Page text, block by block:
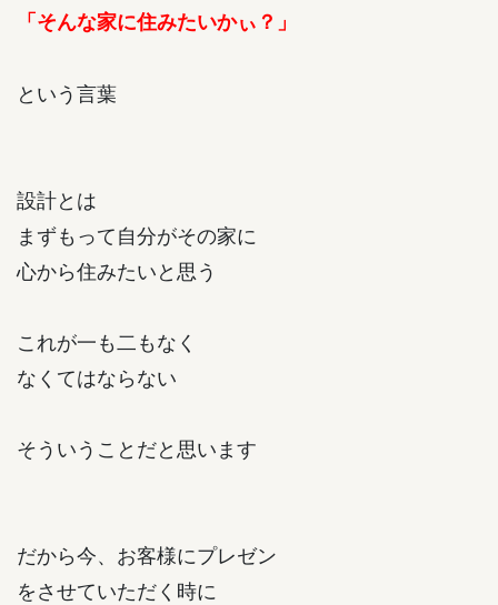
「そんな家に住みたいかぃ？」
という言葉
設計とは
まずもって自分がその家に
心から住みたいと思う
これが一も二もなく
なくてはならない
そういうことだと思います
だから今、お客様にプレゼン
をさせていただく時に